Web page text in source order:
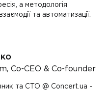
а методологія
та автоматизації.
Co-CEO & Co-founder
та CTO @ Concert.ua -